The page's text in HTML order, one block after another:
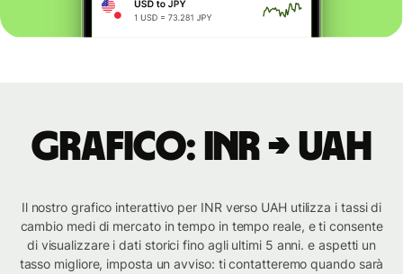
Grafico: INR → UAH
Il nostro grafico interattivo per INR verso UAH utilizza i tassi di
cambio medi di mercato in tempo in tempo reale, e ti consente
di visualizzare i dati storici fino agli ultimi 5 anni. e aspetti un
tasso migliore, imposta un avviso: ti contatteremo quando sarà